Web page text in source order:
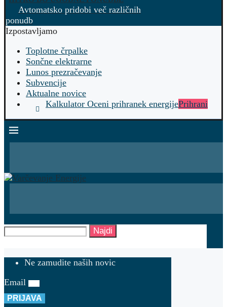
Avtomatsko pridobi več različnih
ponudb
Izpostavljamo
Toplotne črpalke
Sončne elektrarne
Lunos prezračevanje
Subvencije
Aktualne novice
Kalkulator Oceni prihranek energijePrihrani
Najdi
Ne zamudite naših novic
Email
PRIJAVA